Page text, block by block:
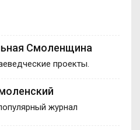
Смоленщина
проекты.
журнал